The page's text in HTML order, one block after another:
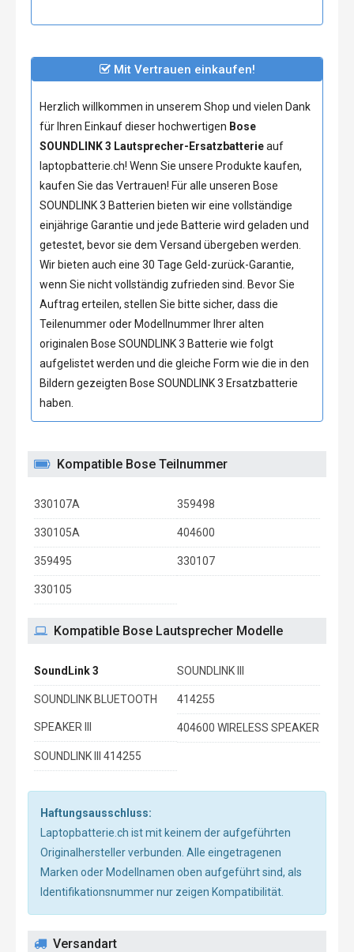
Mit Vertrauen einkaufen!
Herzlich willkommen in unserem Shop und vielen Dank
für Ihren Einkauf dieser hochwertigen Bose
SOUNDLINK 3 Lautsprecher-Ersatzbatterieauf
laptopbatterie.ch! Wenn Sie unsere Produkte kaufen,
kaufen Sie das Vertrauen! Für alle unseren Bose
SOUNDLINK 3 Batterien bieten wir eine vollständige
einjährige Garantie und jede Batterie wird geladen und
getestet, bevor sie dem Versand übergeben werden.
Wir bieten auch eine 30 Tage Geld-zurück-Garantie,
wenn Sie nicht vollständig zufrieden sind. Bevor Sie
Auftrag erteilen, stellen Sie bitte sicher, dass die
Teilenummer oder Modellnummer Ihrer alten
originalen Bose SOUNDLINK 3 Batterie wie folgt
aufgelistet werden und die gleiche Form wie die in den
Bildern gezeigten Bose SOUNDLINK 3 Ersatzbatterie
haben.
Kompatible Bose Teilnummer
330107A 359498
330105A 404600
359495 330107
330105
Kompatible Bose Lautsprecher Modelle
SoundLink 3 SOUNDLINK III
SOUNDLINK BLUETOOTH
SPEAKER III
414255
404600 WIRELESS SPEAKER
SOUNDLINK III 414255
Haftungsausschluss:
Laptopbatterie.ch ist mit keinem der aufgeführten
Originalhersteller verbunden. Alle eingetragenen
Marken oder Modellnamen oben aufgeführt sind, als
Identifikationsnummer nur zeigen Kompatibilität.
Versandart